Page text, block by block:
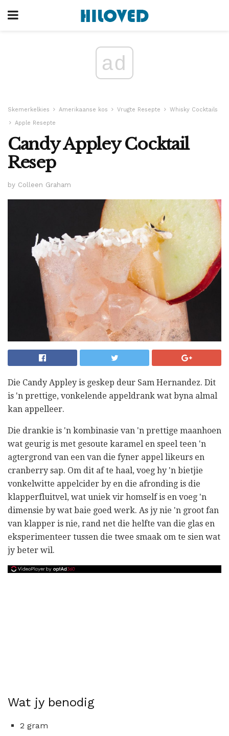
ad
Skemerkelkies Amerikaanse kos Vrugte Resepte
Whisky Cocktails
Apple Resepte
Candy Appley Cocktail
Resep
by Colleen Graham
Die Candy Appley is geskep deur Sam Hernandez. Dit
is 'n prettige, vonkelende appeldrank wat byna almal
kan appelleer.
Die drankie is 'n kombinasie van 'n prettige maanhoen
wat geurig is met gesoute karamel en speel teen 'n
agtergrond van een van die fyner appel likeurs en
cranberry sap. Om dit af te haal, voeg hy 'n bietjie
vonkelwitte appelcider by en die afronding is die
klapperfluitvel, wat uniek vir homself is en voeg 'n
dimensie by wat baie goed werk. As jy nie 'n groot fan
van klapper is nie, rand net die helfte van die glas en
eksperimenteer tussen die twee smaak om te sien wat
jy beter wil.
Wat jy benodig
2 gram